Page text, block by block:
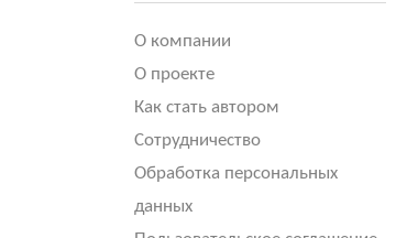
О компании
О проекте
Как стать автором
Сотрудничество
Обработка персональных
данных